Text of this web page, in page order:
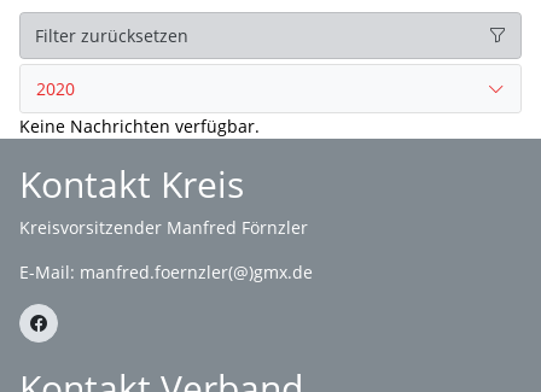
Filter zurücksetzen
2020
Keine Nachrichten verfügbar.
Kontakt Kreis
Kreisvorsitzender Manfred Förnzler
E-Mail: manfred.foernzler(@)gmx.de